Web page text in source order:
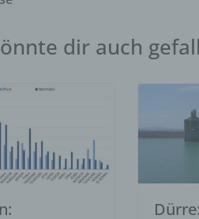
dir auch
Lage,
f)
auf